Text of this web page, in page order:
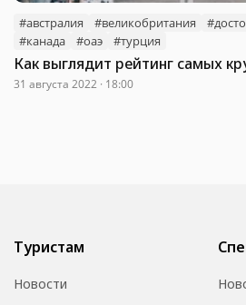
#австралия #великобритания
#канада
#оаэ #турция
Как выглядит рейтинг самых
31 августа 2022 · 18:00
Туристам
Новости